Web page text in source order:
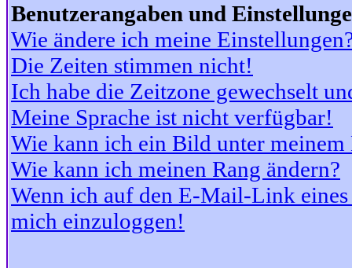
Benutzerangaben und
Wie ändere ich meine
Die Zeiten stimmen nicht!
Ich habe die Zeitzone gewechselt
Meine Sprache ist nicht verfügbar!
Wie kann ich ein Bild unter meinem
Wie kann ich meinen Rang ändern?
Wenn ich auf den E-Mail-Link
mich einzuloggen!